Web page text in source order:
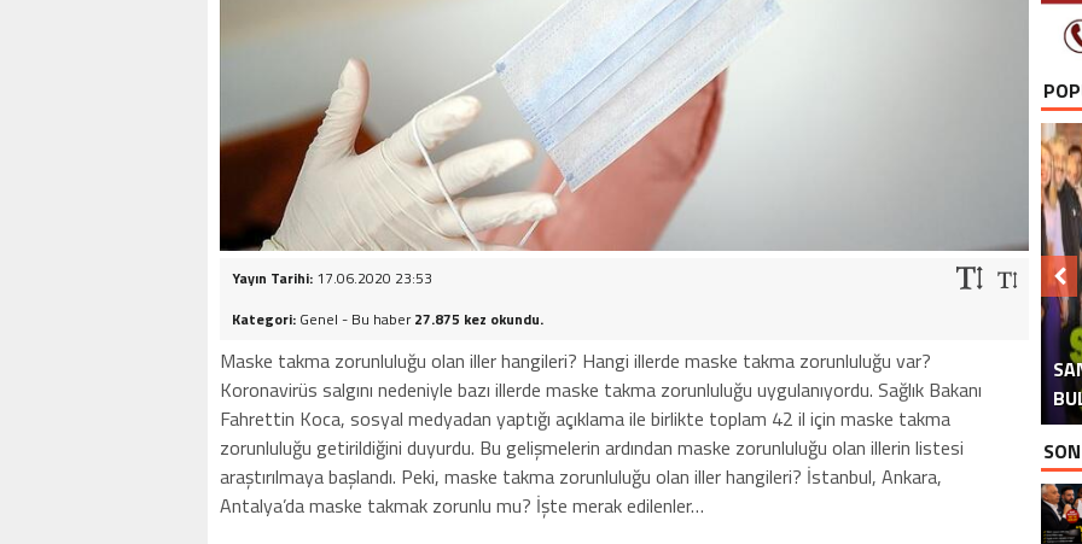
Yayın Tarihi: 17.06.2020 23:53
Kategori: Genel - Bu haber27.875 kez okundu.
Maske takma zorunluluğu olan iller hangileri? Hangi illerde maske takma zorunluluğu var?
Koronavirüs salgını nedeniyle bazı illerde maske takma zorunluluğu uygulanıyordu. Sağlık Bakanı
Fahrettin Koca, sosyal medyadan yaptığı açıklama ile birlikte toplam 42 il için maske takma
zorunluluğu getirildiğini duyurdu. Bu gelişmelerin ardından maske zorunluluğu olan illerin listesi
araştırılmaya başlandı. Peki, maske takma zorunluluğu olan iller hangileri? İstanbul, Ankara,
Antalya’da maske takmak zorunlu mu? İşte merak edilenler…